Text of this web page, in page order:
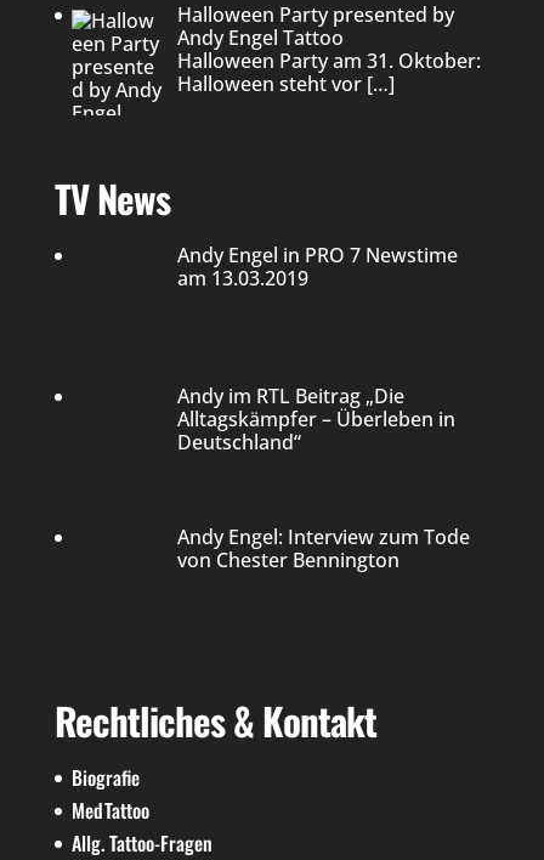
Halloween Party presented by
Andy Engel Tattoo
Halloween Party am 31. Oktober:
Halloween steht vor […]
TV News
Andy Engel in PRO 7 Newstime
am 13.03.2019
Andy im RTL Beitrag „Die
Alltagskämpfer – Überleben in
Deutschland“
Andy Engel: Interview zum Tode
von Chester Bennington
Rechtliches & Kontakt
Biografie
MedTattoo
Allg. Tattoo-Fragen